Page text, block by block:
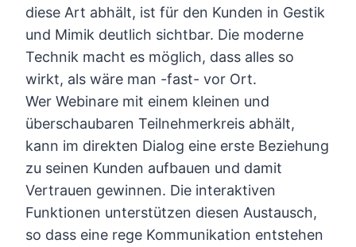
diese Art abhält, ist für den Kunden in Gestik
und Mimik deutlich sichtbar. Die moderne
Technik macht es möglich, dass alles so
wirkt, als wäre man -fast- vor Ort.
Wer Webinare mit einem kleinen und
überschaubaren Teilnehmerkreis abhält,
kann im direkten Dialog eine erste Beziehung
zu seinen Kunden aufbauen und damit
Vertrauen gewinnen. Die interaktiven
Funktionen unterstützen diesen Austausch,
so dass eine rege Kommunikation entstehen